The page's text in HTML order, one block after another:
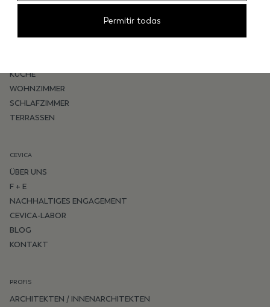
ALLE PRODUKTE
KÜCHE
WOHNZIMMER
SCHLAFZIMMER
TERRASSEN
CEVICA
ÜBER UNS
F + E
NACHHALTIGES ENGAGEMENT
CEVICA-LABOR
BLOG
KONTAKT
PROFIS
ARCHITEKTEN / INNENARCHITEKTEN
Permitir todas